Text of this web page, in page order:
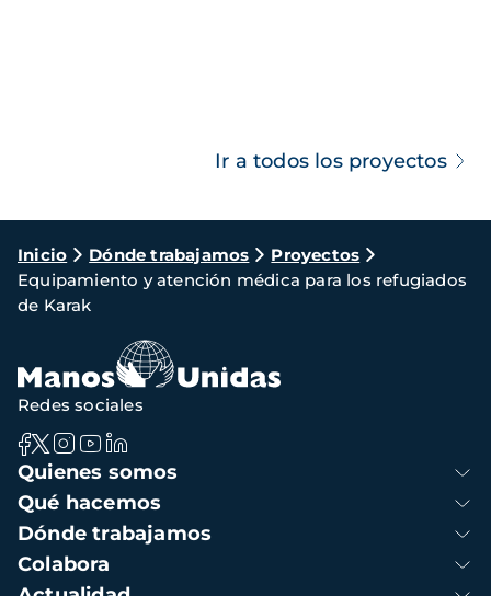
Ir a todos los proyectos
Ruta
de
navegación
Inicio Dónde trabajamos
Proyectos
Equipamiento y atención médica para los refugiados
de Karak
Navegación
principal
Quienes somos
Qué hacemos
Dónde trabajamos
Colabora
Redes sociales